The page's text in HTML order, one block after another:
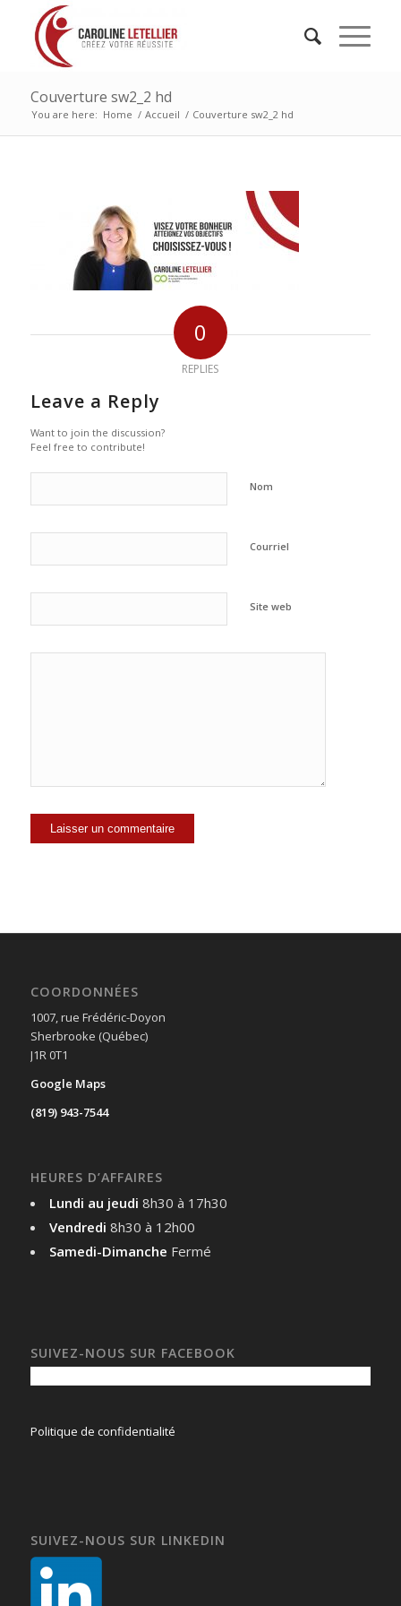
Couverture sw2_2 hd
You are here: Home / Accueil / Couverture sw2_2 hd
0
REPLIES
Leave a Reply
Want to join the discussion?
Feel free to contribute!
Nom
Courriel
Site web
COORDONNÉES
1007, rue Frédéric-Doyon
Sherbrooke (Québec)
J1R 0T1
Google Maps
(819) 943-7544
HEURES D’AFFAIRES
Lundi au jeudi 8h30 à 17h30
Vendredi 8h30 à 12h00
Samedi-Dimanche Fermé
SUIVEZ-NOUS SUR FACEBOOK
Politique de confidentialité
SUIVEZ-NOUS SUR LINKEDIN